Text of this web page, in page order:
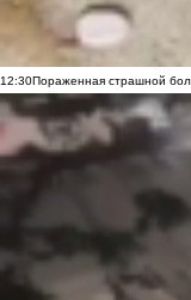
12:30Пораженная страшной